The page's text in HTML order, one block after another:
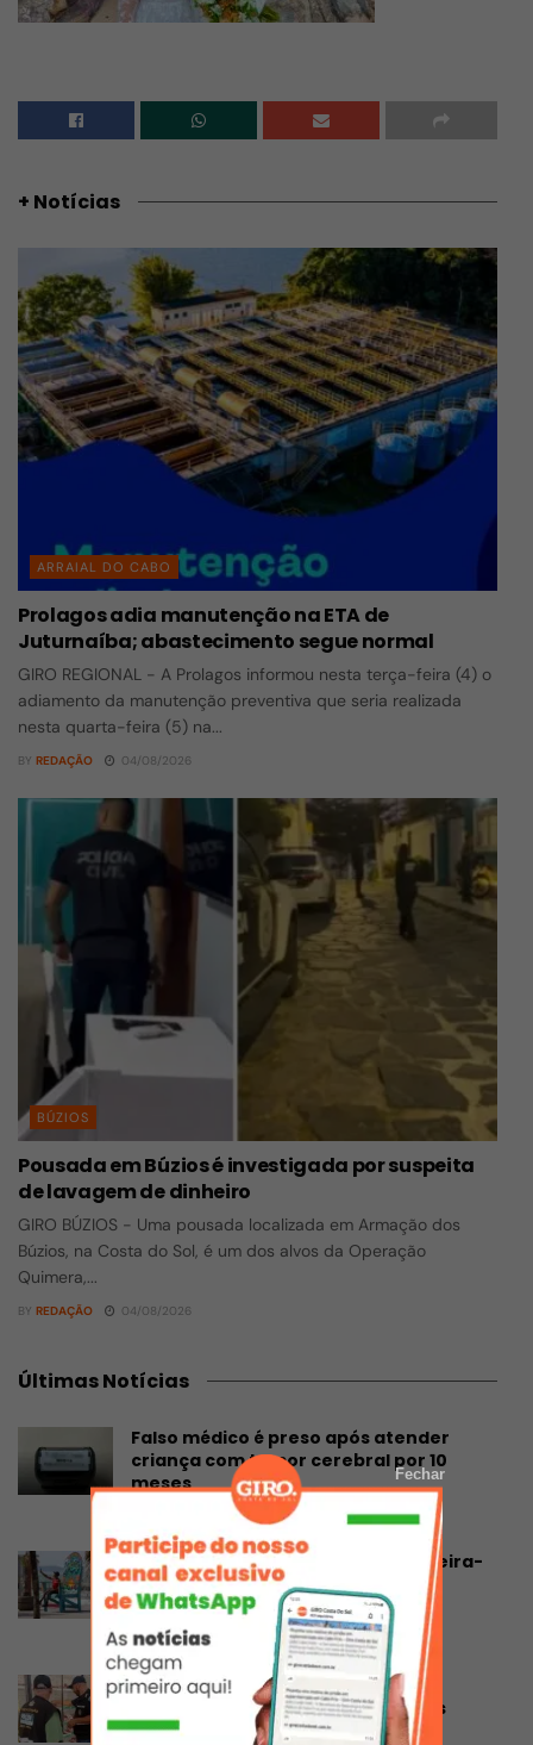
+ Notícias
ARRAIAL DO CABO
Prolagos adia manutenção na ETA de
Juturnaíba; abastecimento segue normal
GIRO REGIONAL - A Prolagos informou nesta terça-feira (4) o
adiamento da manutenção preventiva que seria realizada
nesta quarta-feira (5) na...
BY REDAÇÃO 04/08/2026
BÚZIOS
Pousada em Búzios é investigada por suspeita
de lavagem de dinheiro
GIRO BÚZIOS - Uma pousada localizada em Armação dos
Búzios, na Costa do Sol, é um dos alvos da Operação
Quimera,...
BY REDAÇÃO 04/08/2026
Últimas Notícias
Falso médico é preso após atender
criança com tumor cerebral por 10
meses
Macaé ganha cadeira gigante à beira-
mar e novo cenário para fotos
divertidas
07/08/2026
Denúncia de carne imprópria leva
fiscalização a mercado em Rio das
Ostras
Fechar